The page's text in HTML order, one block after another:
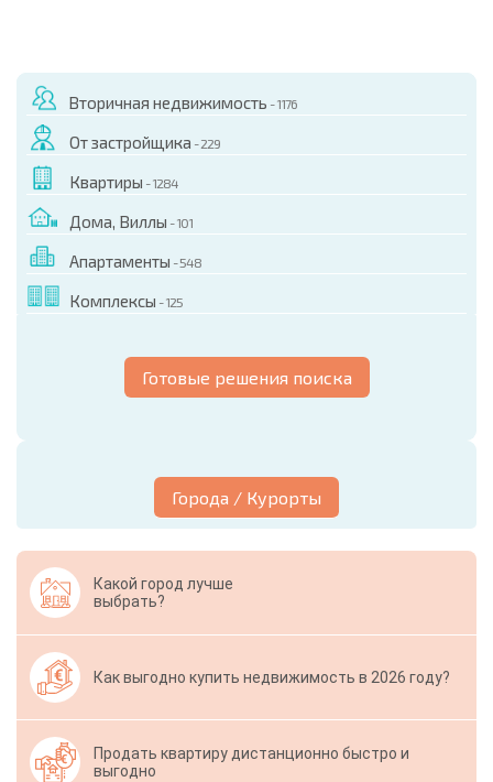
Вторичная недвижимость - 1176
От застройщика - 229
Квартиры - 1284
Дома, Виллы - 101
Апартаменты - 548
Комплексы - 125
Готовые решения поиска
Города / Курорты
Какой город лучше
выбрать?
Как выгодно купить недвижимость в 2026 году?
Продать квартиру дистанционно быстро и
выгодно